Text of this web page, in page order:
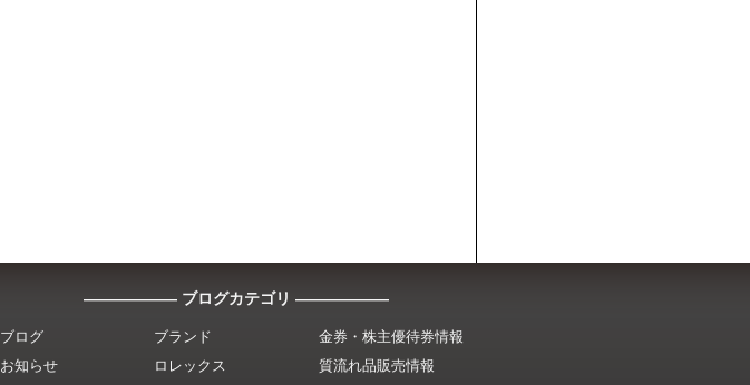
―――――― ブログカテゴリ ――――――
ブログ
お知らせ
ブランド
ロレックス
金券・株主優待券情報
質流れ品販売情報